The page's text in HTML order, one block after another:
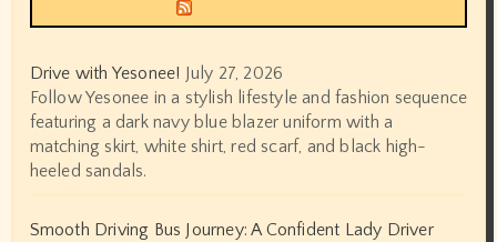
Drive with Yesonee! July 27, 2026
Follow Yesonee in a stylish lifestyle and fashion sequence
featuring a dark navy blue blazer uniform with a
matching skirt, white shirt, red scarf, and black high-
heeled sandals.
Smooth Driving Bus Journey: A Confident Lady Driver